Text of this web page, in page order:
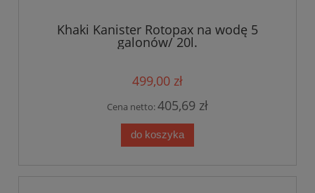
Khaki Kanister Rotopax na wodę 5
galonów/ 20l.
499,00 zł
Cena netto:405,69 zł
do koszyka